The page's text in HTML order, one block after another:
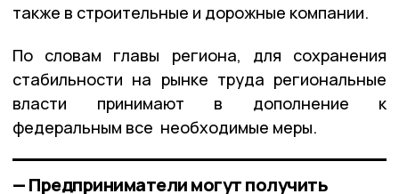
также в строительные и дорожные компании.
По словам главы региона, для сохранения
стабильности на рынке труда региональные
власти принимают в дополнение к
федеральным все необходимые меры.
— Предприниматели могут получить